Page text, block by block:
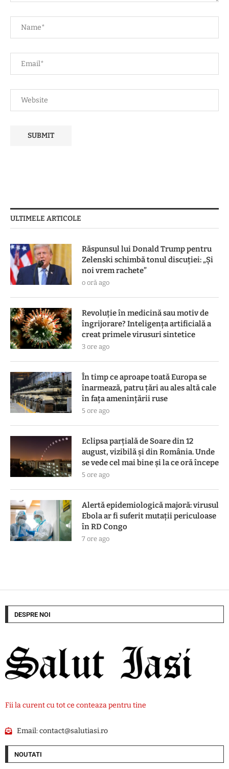
ULTIMELE ARTICOLE
Răspunsul lui Donald Trump pentru
Zelenski schimbă tonul discuției: „Și
noi vrem rachete”
o oră ago
Revoluție în medicină sau motiv de
îngrijorare? Inteligența artificială a
creat primele virusuri sintetice
3 ore ago
În timp ce aproape toată Europa se
înarmează, patru ţări au ales altă cale
în faţa ameninţării ruse
5 ore ago
Eclipsa parțială de Soare din 12
august, vizibilă și din România. Unde
se vede cel mai bine și la ce oră începe
5 ore ago
Alertă epidemiologică majoră: virusul
Ebola ar fi suferit mutații periculoase
în RD Congo
7 ore ago
DESPRE NOI
Fii la curent cu tot ce conteaza pentru tine
Email:contact@salutiasi.ro
NOUTATI